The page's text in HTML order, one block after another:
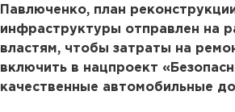
Павлюченко, план
инфраструктуры отправлен на
властям, чтобы затраты на
включить в нацпроект
качественные автомобильные